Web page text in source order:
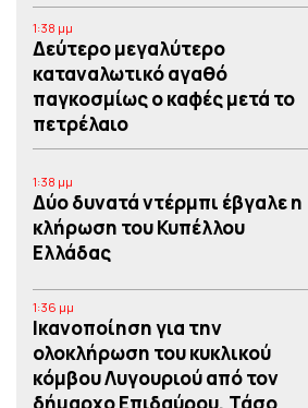
1:38 μμ
Δεύτερο μεγαλύτερο
καταναλωτικό αγαθό
παγκοσμίως ο καφές μετά το
πετρέλαιο
1:38 μμ
Δύο δυνατά ντέρμπι έβγαλε η
κλήρωση του Κυπέλλου
Ελλάδας
1:36 μμ
Iκανοποίηση για την
ολοκλήρωση του κυκλικού
κόμβου Λυγουριού από τον